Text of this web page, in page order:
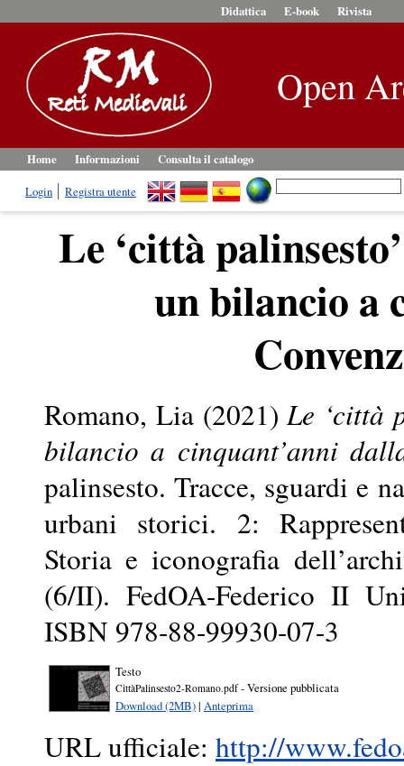
Didattica E-book Rivista
Open
Home Informazioni
Consulta il catalogo
Login
Registra utente
Le ‘città
un bilancio a
Romano, Lia(2021)Le ‘città
bilancio a cinquant’anni
palinsesto. Tracce, sguardi e
urbani storici. 2:
Storia e iconografia
(6/II). FedOA-Federico II
ISBN 978-88-99930-07-3
Testo
CittàPalinsesto2-Romano.pdf- Versione pubblicata
Download (2MB)| Anteprima
URL ufficiale: http://